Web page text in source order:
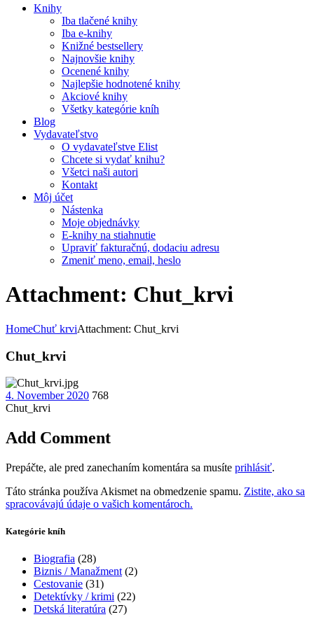
Knihy
Iba tlačené knihy
Iba e-knihy
Knižné bestsellery
Najnovšie knihy
Ocenené knihy
Najlepšie hodnotené knihy
Akciové knihy
Všetky kategórie kníh
Blog
Vydavateľstvo
O vydavateľstve Elist
Chcete si vydať knihu?
Všetci naši autori
Kontakt
Môj účet
Nástenka
Moje objednávky
E-knihy na stiahnutie
Upraviť fakturačnú, dodaciu adresu
Zmeniť meno, email, heslo
Attachment: Chut_krvi
HomeChuť krviAttachment: Chut_krvi
Chut_krvi
4. November 2020 768
Chut_krvi
Add Comment
Prepáčte, ale pred zanechaním komentára sa musíte prihlásiť.
Táto stránka používa Akismet na obmedzenie spamu. Zistite, ako sa
spracovávajú údaje o vašich komentároch.
Kategórie kníh
Biografia (28)
Biznis / Manažment (2)
Cestovanie (31)
Detektívky / krimi (22)
Detská literatúra (27)